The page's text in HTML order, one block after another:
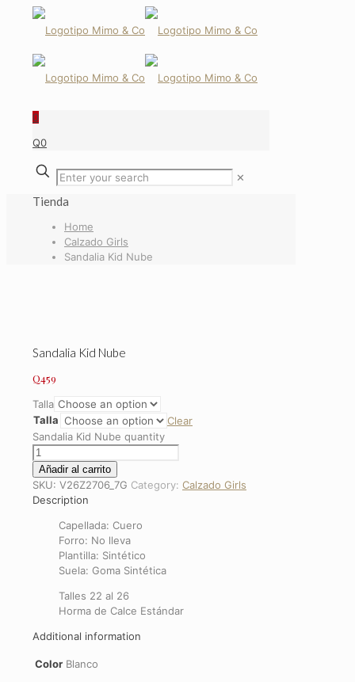
0
Q0
✕
Tienda
Home
Calzado Girls
Sandalia Kid Nube
Sandalia Kid Nube
Q459
Talla
Talla
Clear
Sandalia Kid Nube quantity
Añadir al carrito
SKU: V26Z2706_7G Category: Calzado Girls
Description
Capellada: Cuero
Forro: No lleva
Plantilla: Sintético
Suela: Goma Sintética
Talles 22 al 26
Horma de Calce Estándar
Additional information
Color Blanco